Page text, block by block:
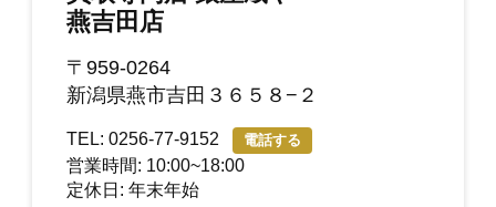
燕吉田店
〒959-0264
新潟県燕市吉田３６５８−２
TEL: 0256-77-9152 電話する
営業時間: 10:00~18:00
定休日: 年末年始